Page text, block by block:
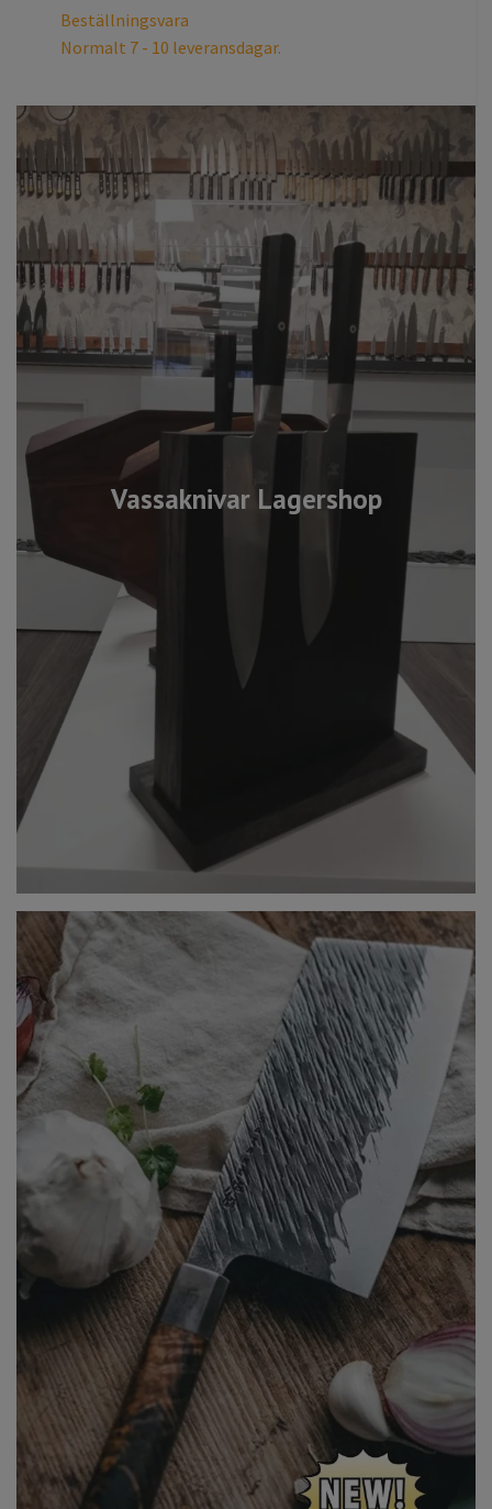
Vassaknivar Lagershop
Beställningsvara
Normalt 7 - 10 leveransdagar.